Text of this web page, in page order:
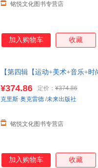
铭悦文化图书专营店
加入购物车 收藏
【第四辑【运动+美术+音乐+
¥374.86 定价： ¥374.86
铭悦文化图书专营店
克里斯·奥克雷德 /未来出版社
加入购物车 收藏